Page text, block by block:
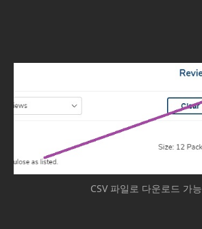
CSV 파일로 다운로드 가능